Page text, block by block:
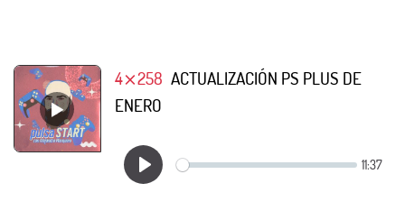
4⨯258 ACTUALIZACIÓN PS PLUS DE
ENERO